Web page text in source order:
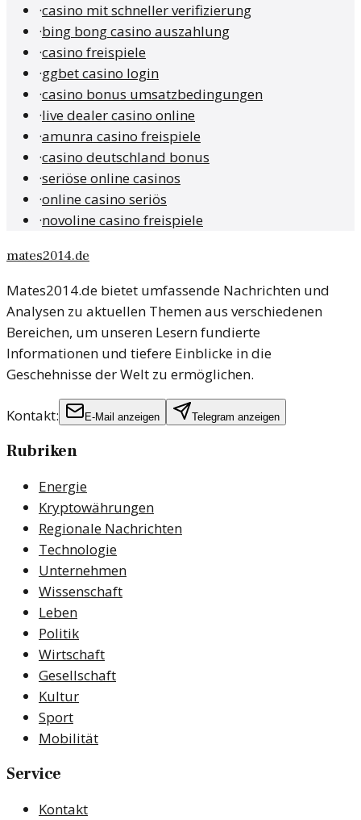
·casino mit schneller verifizierung
·bing bong casino auszahlung
·casino freispiele
·ggbet casino login
·casino bonus umsatzbedingungen
·live dealer casino online
·amunra casino freispiele
·casino deutschland bonus
·seriöse online casinos
·online casino seriös
·novoline casino freispiele
mates2014.de
Mates2014.de bietet umfassende Nachrichten und
Analysen zu aktuellen Themen aus verschiedenen
Bereichen, um unseren Lesern fundierte
Informationen und tiefere Einblicke in die
Geschehnisse der Welt zu ermöglichen.
Kontakt: E-Mail anzeigen Telegram anzeigen
Rubriken
Energie
Kryptowährungen
Regionale Nachrichten
Technologie
Unternehmen
Wissenschaft
Leben
Politik
Wirtschaft
Gesellschaft
Kultur
Sport
Mobilität
Service
Kontakt